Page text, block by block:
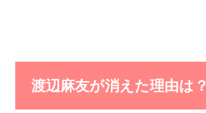
渡辺麻友が消えた理由は？